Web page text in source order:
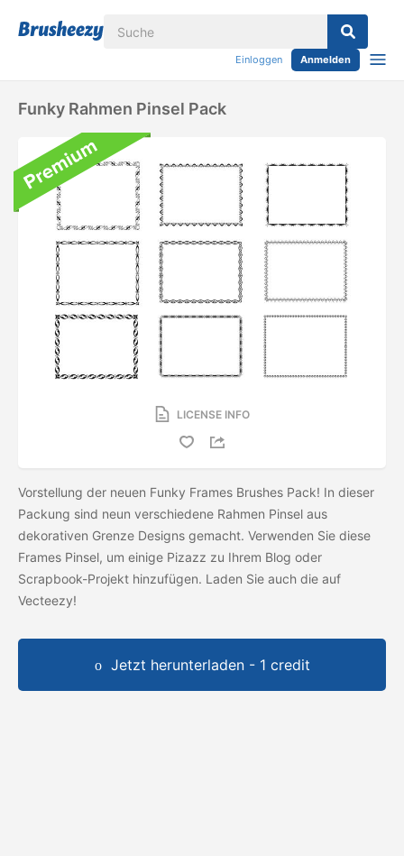
Einloggen Anmelden
Funky Rahmen Pinsel Pack
LICENSE INFO
Vorstellung der neuen Funky Frames Brushes Pack! In dieser
Packung sind neun verschiedene Rahmen Pinsel aus
dekorativen Grenze Designs gemacht. Verwenden Sie diese
Frames Pinsel, um einige Pizazz zu Ihrem Blog oder
Scrapbook-Projekt hinzufügen. Laden Sie auch die auf
Vecteezy!
Jetzt herunterladen - 1 credit